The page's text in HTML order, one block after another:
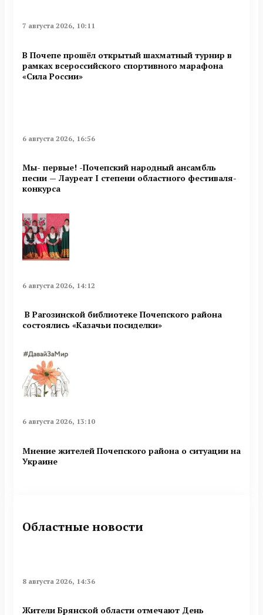
7 августа 2026, 10:11
В Почепе прошёл открытый шахматный турнир в
рамках всероссийского спортивного марафона
«Сила России»
6 августа 2026, 16:56
Мы- первые! -Почепский народный ансамбль
песни — Лауреат I степени областного фестиваля-
конкурса
6 августа 2026, 14:12
В Рагозинской библиотеке Почепского района
состоялись «Казачьи посиделки»
6 августа 2026, 13:10
Мнение жителей Почепского района о ситуации на
Украине
Областные новости
8 августа 2026, 14:36
Жители Брянской области отмечают День